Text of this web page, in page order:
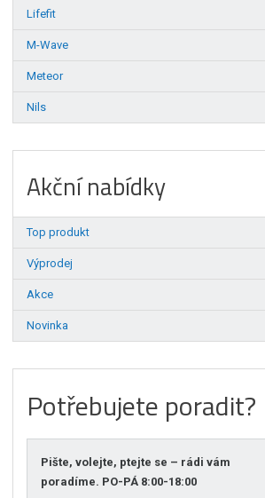
Lifefit
M-Wave
Meteor
Nils
Akční nabídky
Top produkt
Výprodej
Akce
Novinka
Potřebujete poradit?
Pište, volejte, ptejte se – rádi vám
poradíme. PO-PÁ 8:00-18:00